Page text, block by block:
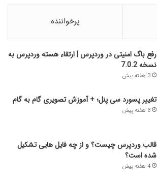
پرخواننده
رفع باگ امنیتی در وردپرس | ارتقاء هسته وردپرس به
نسخه 7.0.2
3 هفته پیش
تغییر پسورد سی پنل؛ + آموزش تصویری گام به گام
3 هفته پیش
قالب وردپرس چیست؟ و از چه فایل­ هایی تشکیل
شده است؟
4 هفته پیش